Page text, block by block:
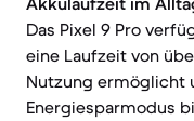
Das Pixel 9 Pro
eine Laufzeit von
Nutzung ermöglicht
Energiesparmodus